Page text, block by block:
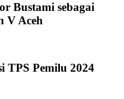
Bustami sebagai
V Aceh
TPS Pemilu 2024